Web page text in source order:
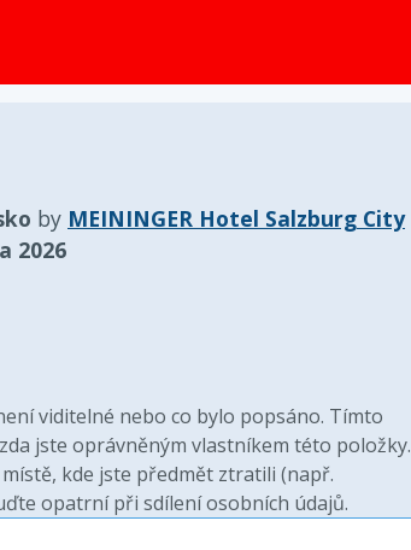
by MEININGER Hotel Salzburg City
2026
viditelné nebo co bylo popsáno. Tímto
jste oprávněným vlastníkem této položky.
kde jste předmět ztratili (např.
opatrní při sdílení osobních údajů.